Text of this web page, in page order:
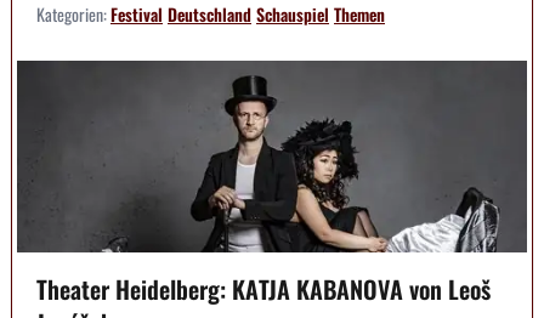
Kategorien:Festival DeutschlandSchauspiel Themen
Theater Heidelberg: KATJA KABANOVA von Leoš